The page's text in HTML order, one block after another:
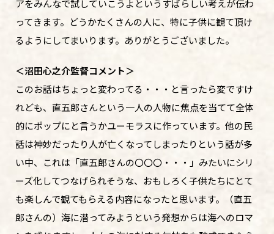
アをみんなで試していこうよというすばらしい考えが伝わ
ってきます。どうかたくさんの人に、特に子供に観て頂け
るようにしてまいります。ありがとうございました。
＜沼田心之介監督コメント＞
このお話はちょっと変わってる・・・と言ったら変ですけ
れども、直五郎さんという一人の人物に焦点を当てて全体
的にポップにと言うかユーモラスに作っています。他の民
話は神妙だったり人が亡くなってしまったりという話が多
い中、これは「直五郎さんの〇〇〇・・・」みたいにシリ
ーズ化してつなげられそうな、おもしろく子供たちにとて
も楽しんで観てもらえる内容になったと思います。（直五
郎さんの）海に潜ってみようという発想からは海へのロマ